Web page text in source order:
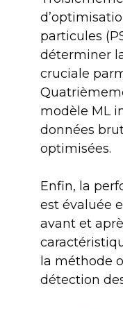
particules
déterminer
cruciale
modèle ML
données
optimisées.
Enfin, la
est évaluée
avant et
la méthode
détection